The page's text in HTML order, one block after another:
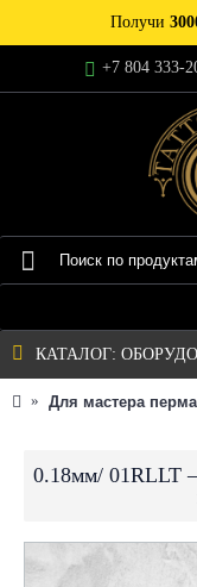
Получи
+7 804 333-
КАТАЛОГ:
Для мастера
0.18мм/ 01RLLT